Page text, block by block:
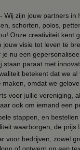
Wij zijn jouw partners
schorten, polos,
Onze creativiteit kent
visie tot leven te
nu een
staan paraat met
betekent dat we
omdat we
voor jullie vereniging,
ook om iemand een
stappen, en
waarborgen, de prijs
voor bedrijven, zowel